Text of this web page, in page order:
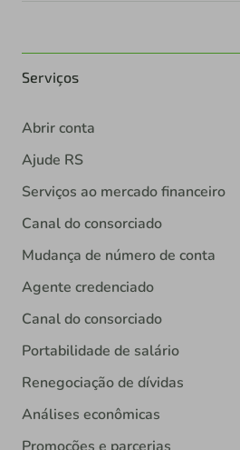
Serviços
Abrir conta
Ajude RS
Serviços ao mercado financeiro
Canal do consorciado
Mudança de número de conta
Agente credenciado
Canal do consorciado
Portabilidade de salário
Renegociação de dívidas
Análises econômicas